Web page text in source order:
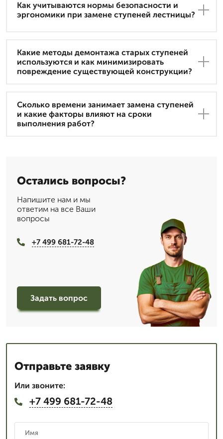
Как учитываются нормы безопасности и
эргономики при замене ступеней лестницы?
Какие методы демонтажа старых ступеней
используются и как минимизировать
повреждение существующей конструкции?
Сколько времени занимает замена ступеней
и какие факторы влияют на сроки
выполнения работ?
Остались вопросы?
Напишите нам и мы
ответим на все Ваши
вопросы
+7 499 681-72-48
Задать вопрос
Отправьте заявку
Или звоните:
+7 499 681-72-48